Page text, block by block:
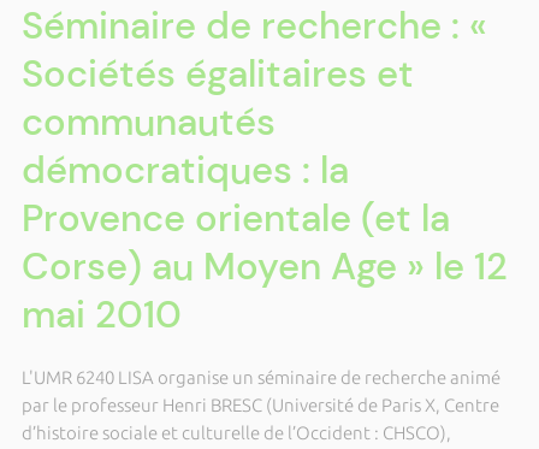
Séminaire de recherche : «
Sociétés égalitaires et
communautés
démocratiques : la
Provence orientale (et la
Corse) au Moyen Age » le 12
mai 2010
L'UMR 6240 LISA organise un séminaire de recherche animé
par le professeur Henri BRESC (Université de Paris X, Centre
d’histoire sociale et culturelle de l’Occident : CHSCO),